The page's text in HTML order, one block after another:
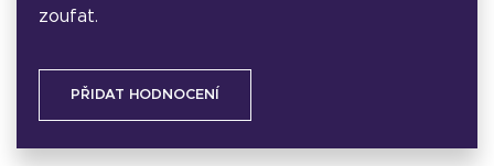
zoufat.
PŘIDAT HODNOCENÍ